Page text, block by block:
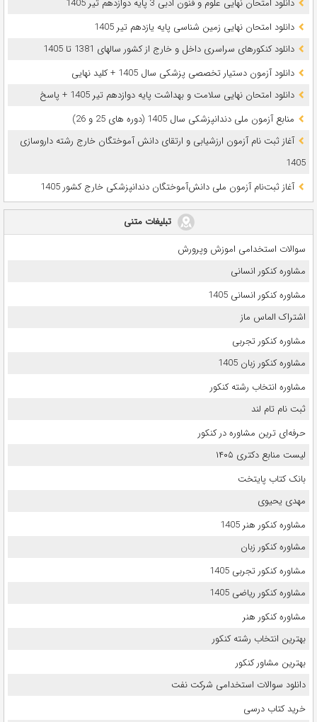
دانلود امتحان نهایی زمین شناسی پایه یازدهم تیر 1405
دانلود کنکورهای سراسری داخل و خارج از کشور سالهای 1381 تا 1405
دانلود آزمون دستیار تخصصی پزشکی سال 1405 + کلید نهایی
دانلود امتحان نهایی سلامت و بهداشت پایه دوازدهم تیر 1405 + پاسخ
ﻣﻨﺎﺑﻊ آزﻣﻮن ﻣﻠﯽ دندانپزشکی سال 1405 (دوره های 25 و 26)
آغاز ثبت نام آزمون‌ ارزشیابی و ارتقای دانش آموختگان خارج رشته داروسازی
1405
آغاز ثبت‌نام آزمون ملی دانش‌آموختگان دندانپزشکی خارج کشور 1405
تبلیغات متنی
سوالات استخدامی اموزش وپرورش
مشاوره کنکور انسانی
مشاوره کنکور انسانی 1405
اشتراک الماس ماز
مشاوره کنکور تجربی
مشاوره کنکور زبان 1405
مشاوره انتخاب رشته کنکور
ثبت نام تام لند
حرفه‌ای ترین مشاوره در کنکور
لیست منابع دکتری ۱۴۰۵
بانک کتاب پایتخت
مهدی یحیوی
مشاوره کنکور هنر 1405
مشاوره کنکور زبان
مشاوره کنکور تجربی 1405
مشاوره کنکور ریاضی 1405
مشاوره کنکور هنر
بهترین انتخاب رشته کنکور
بهترین مشاور کنکور
دانلود سوالات استخدامی شرکت نفت
خرید کتاب درسی